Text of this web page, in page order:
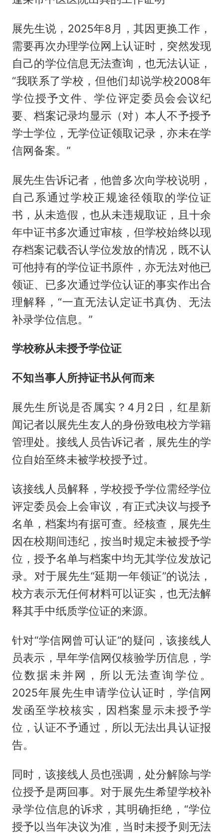
展先生说，2025年8月，其因更换工作，
需要再次办理学位网上认证时，突然发现
自己的学位信息无法查询，也无法认证，
“我联系了学校，但他们却说学校2008年
学位授予文件、学位评定委员会会议纪
要、档案记录均显示（对）本人不予授予
学士学位，无学位证领取记录，亦未在学
信网备案。”
展先生告诉记者，他曾多次向学校说明，
自己系通过学校正规途径领取的学位证
书，从未造假，也从未违规取证，且十余
年中证书多次通过审核，但学校始终以现
存档案记载否认学位发放的情况，既不认
可他持有的学位证书原件，亦无法对他已
领证、已多次通过学位认证的事实作出合
理解释，“一直无法认定证书真伪、无法
补录学位信息。”
学校称从未授予学位证
不知当事人所持证书从何而来
展先生所说是否属实？4月2日，红星新
闻记者以展先生友人的身份致电校方学籍
管理处。接线人员告诉记者，展先生的学
位自始至终未被学校授予过。
该接线人员解释，学校授予学位需经学位
评定委员会上会审议，有正式决议与授予
名单，档案均有据可查。经核查，展先生
因在校期间违纪，按当时规定未被授予学
位，授予名单与档案中均无其学位发放记
录。对于展先生“延期一年领证”的说法，
校方表示无任何材料可以证实，也无法解
释其手中纸质学位证的来源。
针对“学信网曾可认证”的疑问，该接线人
员表示，早年学信网仅核验学历信息，学
位数据未并网，所以无法查询学位。
2025年展先生申请学位认证时，学信网
发函至学校核实，因档案显示未授予学
位，认证不予通过，所以无法出具认证报
告。
同时，该接线人员也强调，处分解除与学
位授予是两回事。对于展先生希望学校补
录学位信息的诉求，其明确拒绝，“学位
授予以当年决议为准，当时未授予则无法